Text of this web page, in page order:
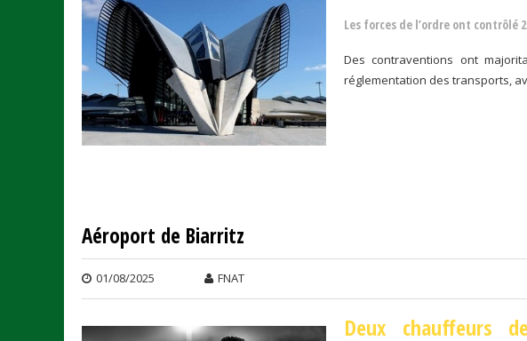
Les forces de l’ordre ont
Des contraventions ont
réglementation des transports,
Aéroport de Biarritz
01/08/2025 FNAT
Deux chauffeurs